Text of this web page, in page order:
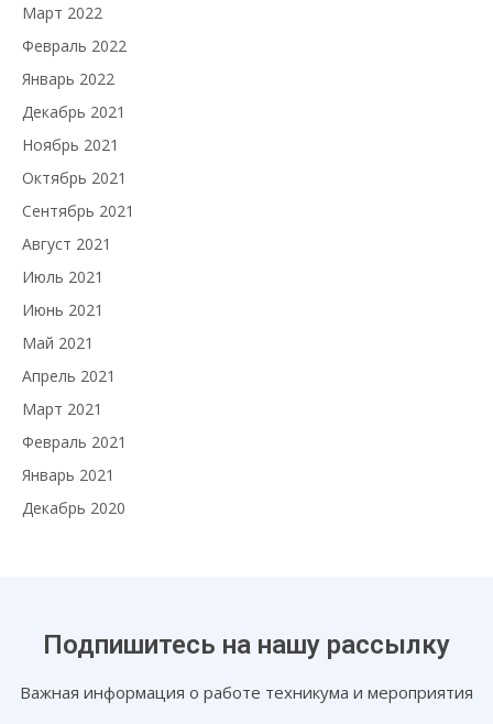
Март 2022
Февраль 2022
Январь 2022
Декабрь 2021
Ноябрь 2021
Октябрь 2021
Сентябрь 2021
Август 2021
Июль 2021
Июнь 2021
Май 2021
Апрель 2021
Март 2021
Февраль 2021
Январь 2021
Декабрь 2020
Подпишитесь на нашу рассылку
Важная информация о работе техникума и мероприятия